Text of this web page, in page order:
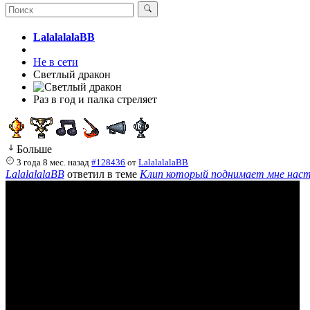
LalalalalaBB
Не в сети
Светлый дракон
Раз в год и палка стреляет
Больше
3 года 8 мес. назад #128436 отLalalalalaBB
LalalalalaBB ответил в теме Клип который поднимает мне